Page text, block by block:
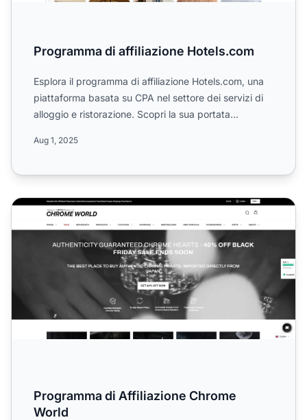
Programma di affiliazione Hotels.com
Esplora il programma di affiliazione Hotels.com, una
piattaforma basata su CPA nel settore dei servizi di
alloggio e ristorazione. Scopri la sua portata
Aug 1, 2025
Programma di Affiliazione Chrome World
Programma di Affiliazione Chrome
World